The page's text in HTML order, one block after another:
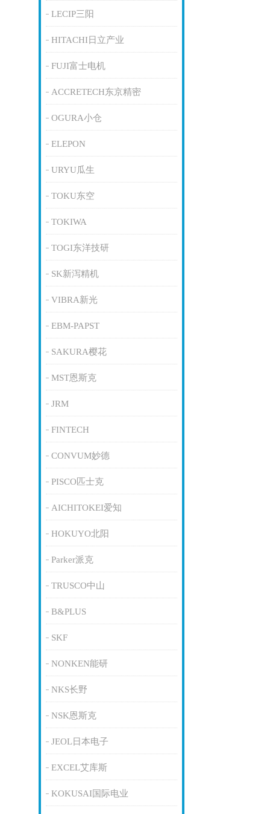
LECIP三阳
HITACHI日立产业
FUJI富士电机
ACCRETECH东京精密
OGURA小仓
ELEPON
URYU瓜生
TOKU东空
TOKIWA
TOGI东洋技研
SK新泻精机
VIBRA新光
EBM-PAPST
SAKURA樱花
MST恩斯克
JRM
FINTECH
CONVUM妙德
PISCO匹士克
AICHITOKEI爱知
HOKUYO北阳
Parker派克
TRUSCO中山
B&PLUS
SKF
NONKEN能研
NKS长野
NSK恩斯克
JEOL日本电子
EXCEL艾库斯
KOKUSAI国际电业